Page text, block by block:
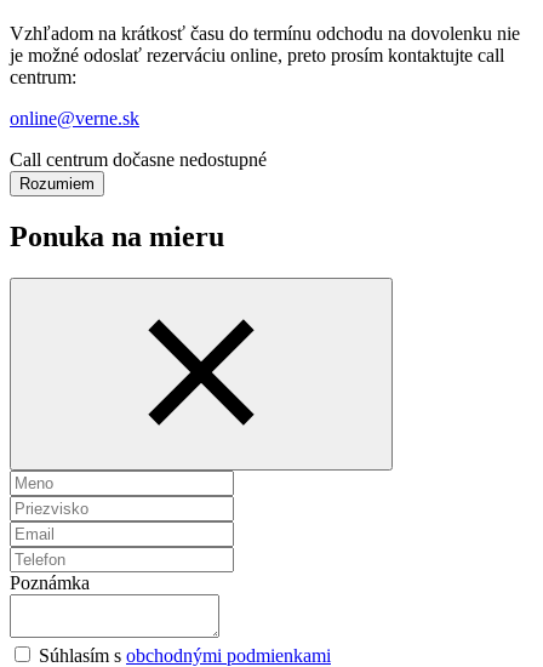
Vzhľadom na krátkosť času do termínu odchodu na dovolenku nie
je možné odoslať rezerváciu online, preto prosím kontaktujte call
centrum:
online@verne.sk
Call centrum dočasne nedostupné
Rozumiem
Ponuka na mieru
Poznámka
Súhlasím s obchodnými podmienkami